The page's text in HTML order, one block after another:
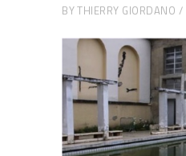
BYTHIERRY GIORDANO